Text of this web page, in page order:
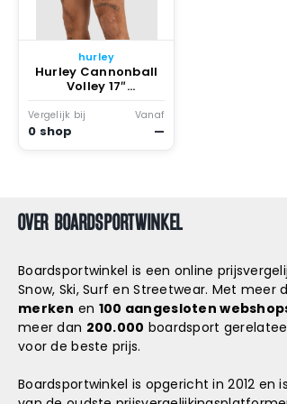
accessoires
hurley
Hurley Cannonball
Volley 17″
Boardshorts
patroon Tropical
Vergelijk bij
0 shop
Vanaf
—
OVER BOARDSPORTWINKEL
Boardsportwinkel is een online
Snow, Ski, Surf en Streetwear. Met meer
merken en 100 aangesloten
meer dan 200.000 boardsport
voor de beste prijs.
Boardsportwinkel is opgericht in 2012 en